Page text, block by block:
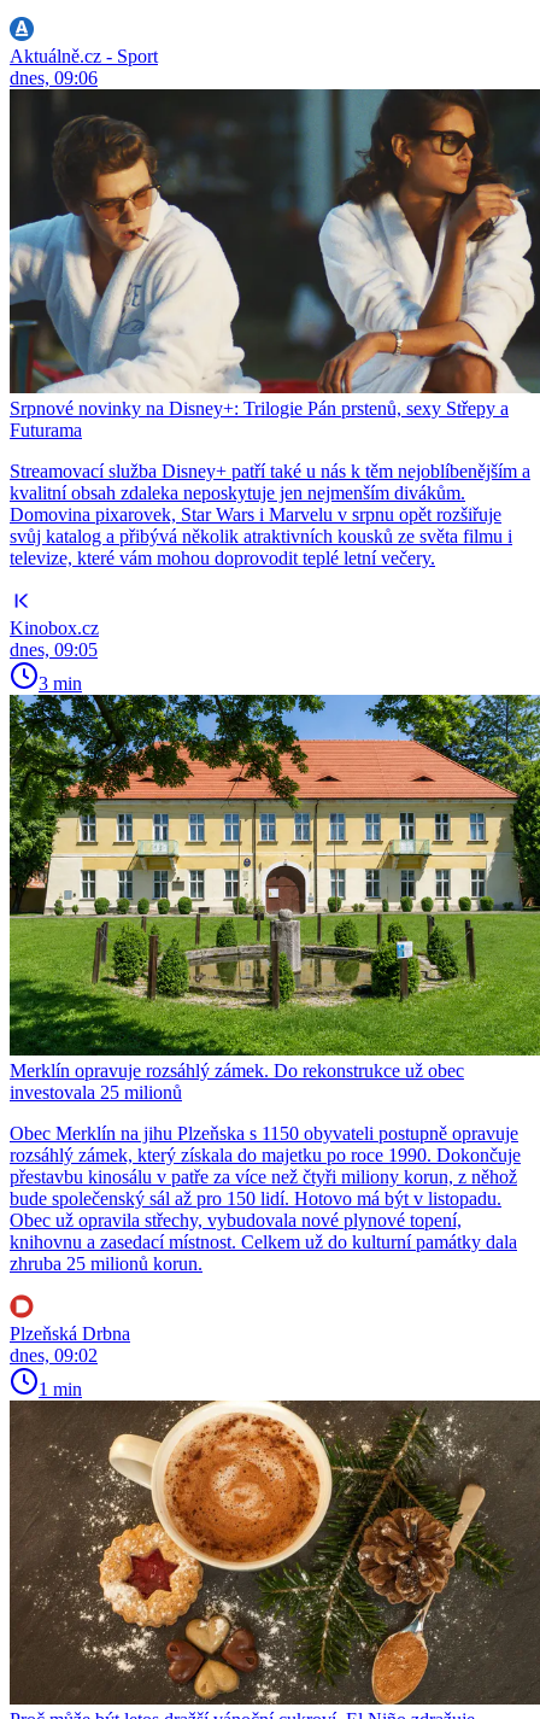
Aktuálně.cz - Sport
dnes, 09:06
Srpnové novinky na Disney+: Trilogie Pán prstenů, sexy Střepy a
Futurama
Streamovací služba Disney+ patří také u nás k těm nejoblíbenějším a
kvalitní obsah zdaleka neposkytuje jen nejmenším divákům.
Domovina pixarovek, Star Wars i Marvelu v srpnu opět rozšiřuje
svůj katalog a přibývá několik atraktivních kousků ze světa filmu i
televize, které vám mohou doprovodit teplé letní večery.
Kinobox.cz
dnes, 09:05
3 min
Merklín opravuje rozsáhlý zámek. Do rekonstrukce už obec
investovala 25 milionů
Obec Merklín na jihu Plzeňska s 1150 obyvateli postupně opravuje
rozsáhlý zámek, který získala do majetku po roce 1990. Dokončuje
přestavbu kinosálu v patře za více než čtyři miliony korun, z něhož
bude společenský sál až pro 150 lidí. Hotovo má být v listopadu.
Obec už opravila střechy, vybudovala nové plynové topení,
knihovnu a zasedací místnost. Celkem už do kulturní památky dala
zhruba 25 milionů korun.
Plzeňská Drbna
dnes, 09:02
1 min